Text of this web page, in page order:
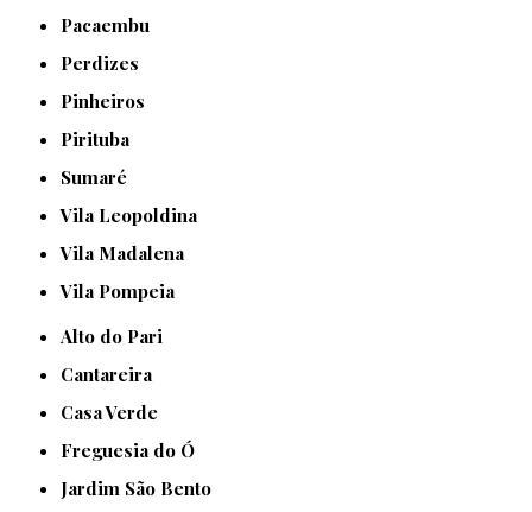
Pacaembu
Perdizes
Pinheiros
Pirituba
Sumaré
Vila Leopoldina
Vila Madalena
Vila Pompeia
Alto do Pari
Cantareira
Casa Verde
Freguesia do Ó
Jardim São Bento